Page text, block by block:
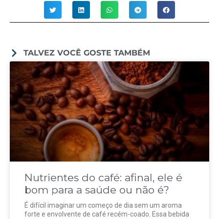
TALVEZ VOCÊ GOSTE TAMBÉM
Nutrientes do café: afinal, ele é
bom para a saúde ou não é?
É difícil imaginar um começo de dia sem um aroma
forte e envolvente de café recém-coado. Essa bebida